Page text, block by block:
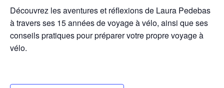
Découvrez les aventures et réflexions de Laura Pedebas
à travers ses 15 années de voyage à vélo, ainsi que ses
conseils pratiques pour préparer votre propre voyage à
vélo.